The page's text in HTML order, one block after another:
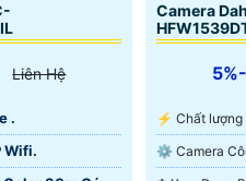
Liên Hệ
.
Wifi.
Camera
️⚡ Chất